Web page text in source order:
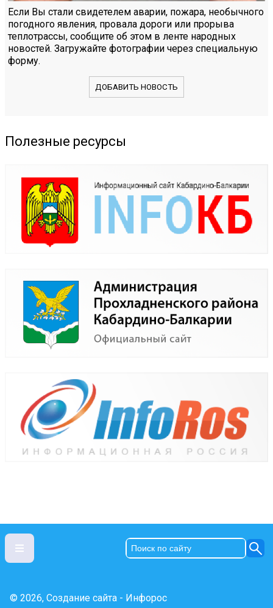
Если Вы стали свидетелем аварии, пожара, необычного
погодного явления, провала дороги или прорыва
теплотрассы, сообщите об этом в ленте народных
новостей. Загружайте фотографии через специальную
форму.
ДОБАВИТЬ НОВОСТЬ
Полезные ресурсы
© 2026, Создание сайта - Инфорос